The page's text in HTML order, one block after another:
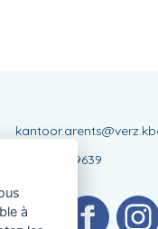
BE0437999639
à